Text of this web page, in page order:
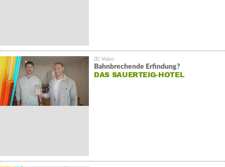
Bahnbrechende Erfindung?
DAS SAUERTEIG-HOTEL